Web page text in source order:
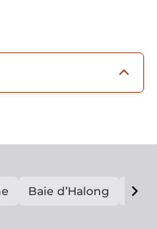
Baie d’Halong E